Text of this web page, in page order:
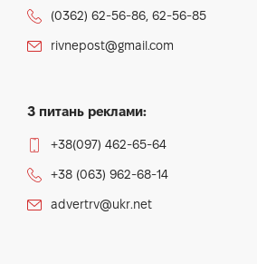
(0362) 62-56-86, 62-56-85
rivnepost@gmail.com
З питань реклами:
+38(097) 462-65-64
+38 (063) 962-68-14
advertrv@ukr.net